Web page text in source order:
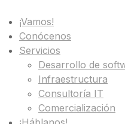
¡Vamos!
Conócenos
Servicios
Desarrollo de
Infraestructura
Consultoría IT
Comercialización